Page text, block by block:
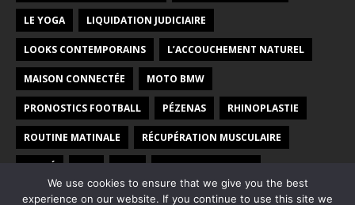
LE YOGA LIQUIDATION JUDICIAIRE
LOOKS CONTEMPORAINS L’ACCOUCHEMENT NATUREL
MAISON CONNECTÉE MOTO BMW
PRONOSTICS FOOTBALL PÉZENAS RHINOPLASTIE
ROUTINE MATINALE RÉCUPÉRATION MUSCULAIRE
SANTÉ SEO SITE VOYAGE AU MAROC
YOGA PRÉNATAL ÉCOLE ÉNERGIE VERTE
We use cookies to ensure that we give you the best
experience on our website. If you continue to use this site we